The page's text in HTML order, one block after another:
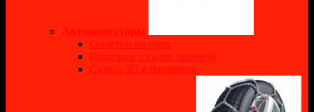
Автоаксессуары
Оплётки на руль
Подушки в салон автомоб
Сумки 3D в багажник.